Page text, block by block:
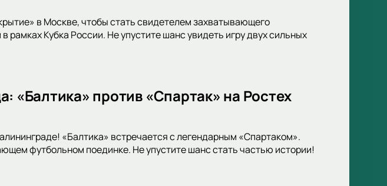
в Москве, чтобы стать свидетелем захватывающего
Кубка России. Не упустите шанс увидеть игру двух сильных
«Балтика» против «Спартак» на Ростех
«Балтика» встречается с легендарным «Спартаком».
футбольном поединке. Не упустите шанс стать частью истории!